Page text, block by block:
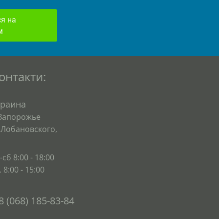
на
сб 8:00 - 18:00
8:00 - 15:00
(068) 185-83-84